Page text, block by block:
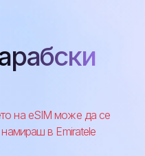
на eSIM може да се
в Emiratele